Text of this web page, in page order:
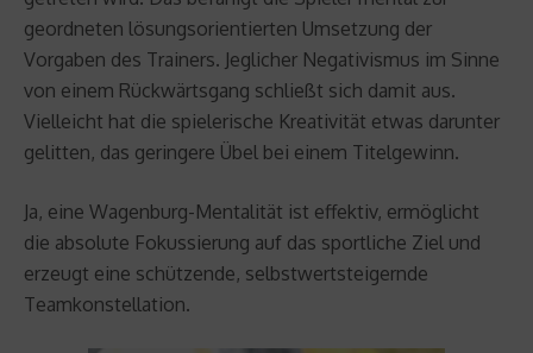
geordneten lösungsorientierten Umsetzung der
Vorgaben des Trainers. Jeglicher Negativismus im Sinne
von einem Rückwärtsgang schließt sich damit aus.
Vielleicht hat die spielerische Kreativität etwas darunter
gelitten, das geringere Übel bei einem Titelgewinn.
Ja, eine Wagenburg-Mentalität ist effektiv, ermöglicht
die absolute Fokussierung auf das sportliche Ziel und
erzeugt eine schützende, selbstwertsteigernde
Teamkonstellation.